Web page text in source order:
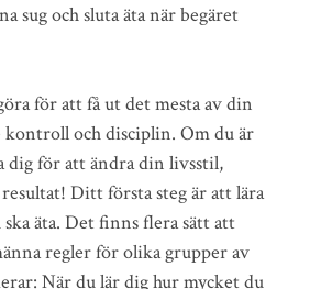
sug och sluta äta när begäret
för att få ut det mesta av din
kontroll och disciplin. Om du är
dig för att ändra din livsstil,
Ditt första steg är att lära
äta. Det finns flera sätt att
regler för olika grupper av
När du lär dig hur mycket du